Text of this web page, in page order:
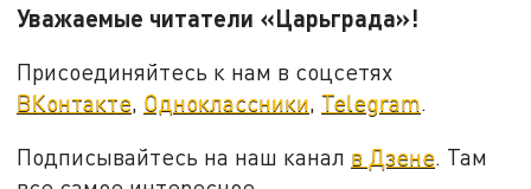
Уважаемые читатели «Царьграда»!
Присоединяйтесь к нам в соцсетях
ВКонтакте, Одноклассники, Telegram.
Подписывайтесь на наш канал в Дзене. Там